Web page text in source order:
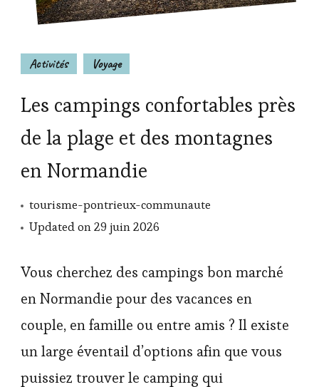
Activités Voyage
Les campings confortables près
de la plage et des montagnes
en Normandie
tourisme-pontrieux-communaute
Updated on29 juin 2026
Vous cherchez des campings bon marché
en Normandie pour des vacances en
couple, en famille ou entre amis ? Il existe
un large éventail d’options afin que vous
puissiez trouver le camping qui